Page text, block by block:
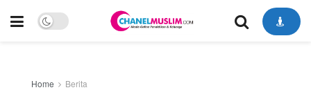
Home Berita